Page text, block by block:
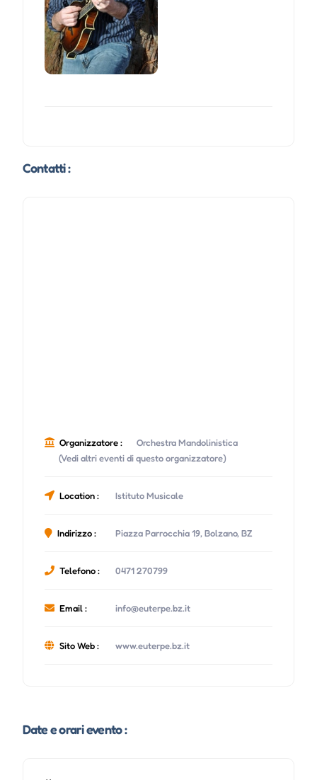
Contatti :
Organizzatore :
Orchestra Mandolinistica
(Vedi altri eventi di questo organizzatore)
Location : Istituto Musicale
Indirizzo : Piazza Parrocchia 19, Bolzano, BZ
Telefono : 0471 270799
Email : info@euterpe.bz.it
Sito Web : www.euterpe.bz.it
Date e orari evento :